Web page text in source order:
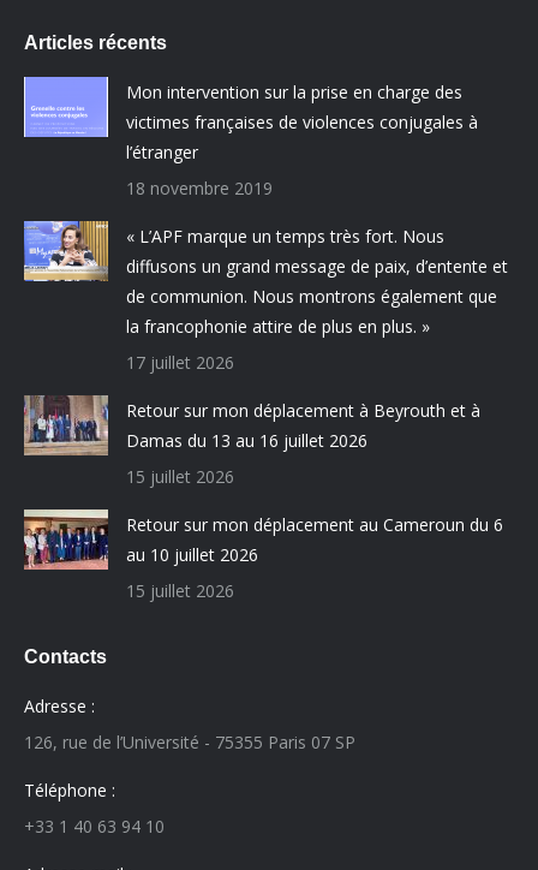
Articles récents
Mon intervention sur la prise en charge des
victimes françaises de violences conjugales à
l’étranger
18 novembre 2019
« L’APF marque un temps très fort. Nous
diffusons un grand message de paix, d’entente et
de communion. Nous montrons également que
la francophonie attire de plus en plus. »
17 juillet 2026
Retour sur mon déplacement à Beyrouth et à
Damas du 13 au 16 juillet 2026
15 juillet 2026
Retour sur mon déplacement au Cameroun du 6
au 10 juillet 2026
15 juillet 2026
Contacts
Adresse :
126, rue de l’Université - 75355 Paris 07 SP
Téléphone :
+33 1 40 63 94 10